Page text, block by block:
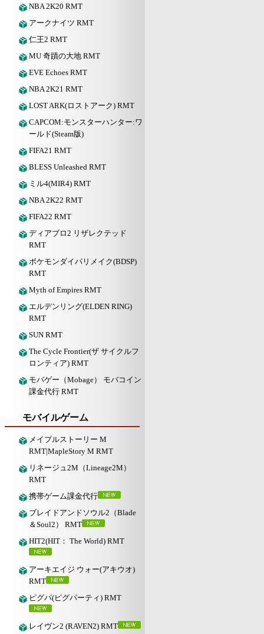
NBA 2K20 RMT
アークナイツ RMT
仁王2 RMT
MU 奇蹟の大地 RMT
EVE Echoes RMT
NBA 2K21 RMT
LOST ARK(ロストアーク) RMT
CAPCOM:モンスターハンター:ワ
ールド(Steam版)
FIFA21 RMT
BLESS Unleashed RMT
ミル4(MIR4) RMT
NBA 2K22 RMT
FIFA22 RMT
ディアブロ2 リザレクテッド
RMT
ポケモンダイパリメイク(BDSP)
RMT
Myth of Empires RMT
エルデンリング(ELDEN RING)
RMT
SUN RMT
The Cycle Frontier(ザ サイクルフ
ロンティア) RMT
モバゲー（Mobage） モバコイン
課金代行 RMT
モバイルゲーム
メイプルストーリー M
RMT|MapleStory M RMT
リネージュ2M（Lineage2M）
RMT
携帯ゲーム課金代行
ブレイドアンドソウル2（Blade
＆Soul2） RMT
HIT2(HIT： The World) RMT
アーキエイジ ウォー(アキウオ)
RMT
ピグパ(ピグパーティ) RMT
レイヴン2 (RAVEN2) RMT